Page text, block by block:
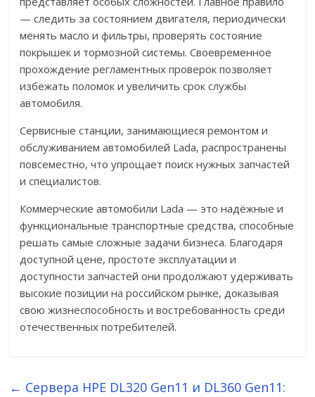
— следить за состоянием двигателя, периодически
менять масло и фильтры, проверять состояние
покрышек и тормозной системы. Своевременное
прохождение регламентных проверок позволяет
избежать поломок и увеличить срок службы
автомобиля.
Сервисные станции, занимающиеся ремонтом и
обслуживанием автомобилей Lada, распространены
повсеместно, что упрощает поиск нужных запчастей
и специалистов.
Коммерческие автомобили Lada — это надёжные и
функциональные транспортные средства, способные
решать самые сложные задачи бизнеса. Благодаря
доступной цене, простоте эксплуатации и
доступности запчастей они продолжают удерживать
высокие позиции на российском рынке, доказывая
свою жизнеспособность и востребованность среди
отечественных потребителей.
← Сервера HPE DL320 Gen11 и DL360 Gen11: